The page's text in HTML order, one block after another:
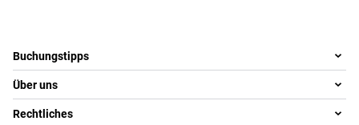
Footer navigation
Buchungstipps
Warum im Reisebüro buchen
Reisewelten
Über uns
Team
Rechtliches